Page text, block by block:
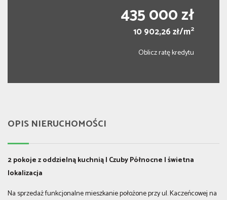
435 000 zł
10 902,26 zł/m2
Oblicz ratę kredytu
OPIS NIERUCHOMOŚCI
2 pokoje z oddzielną kuchnią | Czuby Północne | świetna
lokalizacja
Na sprzedaż funkcjonalne mieszkanie położone przy ul. Kaczeńcowej na